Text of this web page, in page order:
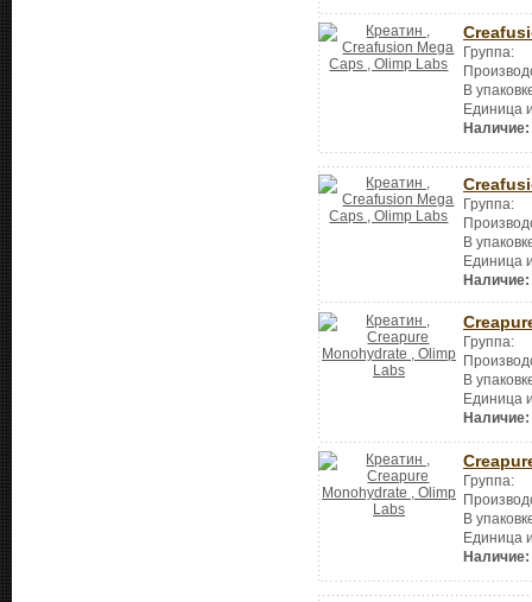
Группа:
В
Единица
Наличие:
Группа:
В
Единица
Наличие:
Группа:
В
Единица
Наличие:
Группа:
В
Единица
Наличие: